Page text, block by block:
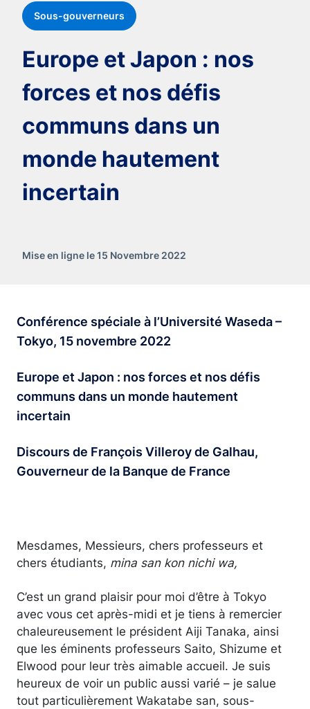
Sous-gouverneurs
Europe et Japon : nos
forces et nos défis
communs dans un
monde hautement
incertain
Mise en ligne le 15 Novembre 2022
Conférence spéciale à l’Université Waseda –
Tokyo, 15 novembre 2022
Europe et Japon : nos forces et nos défis
communs dans un monde hautement
incertain
Discours de François Villeroy de Galhau,
Gouverneur de la Banque de France
Mesdames, Messieurs, chers professeurs et
chers étudiants, mina san kon nichi wa,
C’est un grand plaisir pour moi d’être à Tokyo
avec vous cet après-midi et je tiens à remercier
chaleureusement le président Aiji Tanaka, ainsi
que les éminents professeurs Saito, Shizume et
Elwood pour leur très aimable accueil. Je suis
heureux de voir un public aussi varié – je salue
tout particulièrement Wakatabe san, sous-